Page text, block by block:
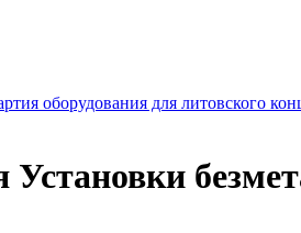
оборудования для литовского